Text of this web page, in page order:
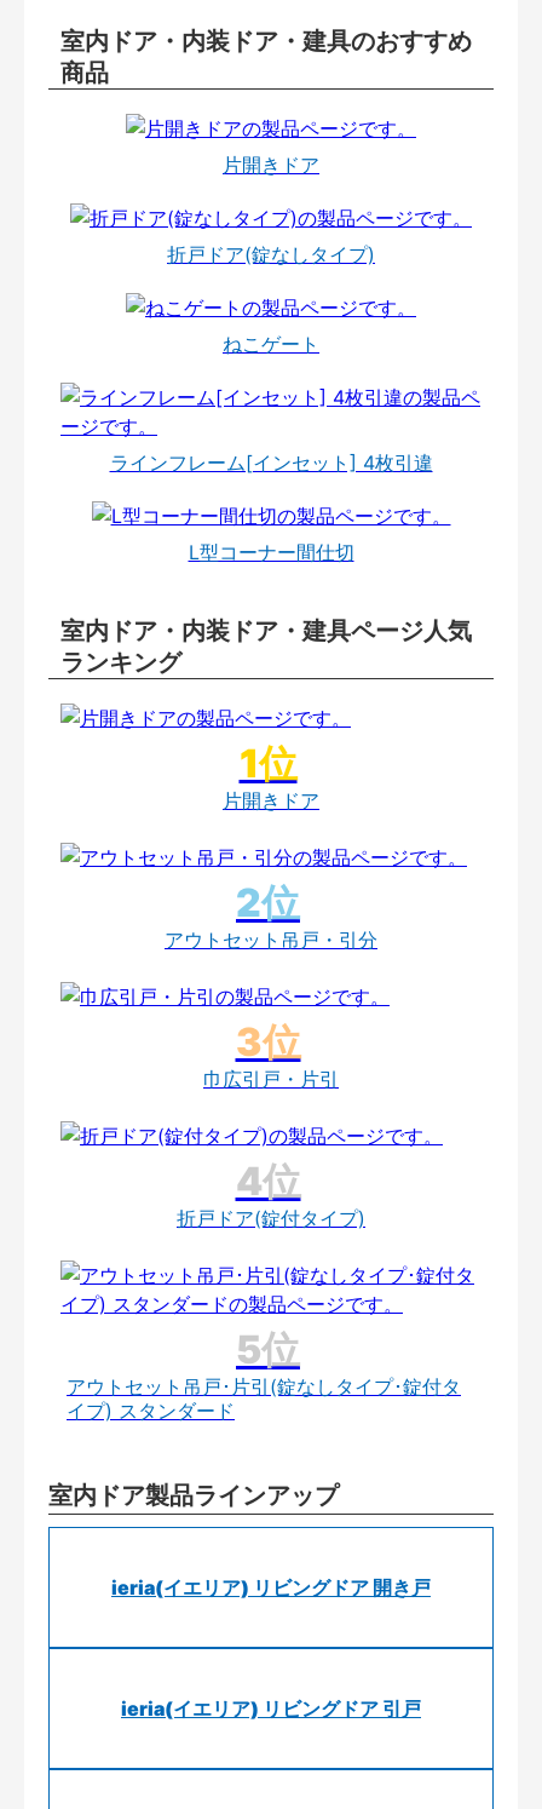
室内ドア・内装ドア・建具のおすすめ
商品
片開きドア
折戸ドア(錠なしタイプ)
ねこゲート
ラインフレーム[インセット] 4枚引違
L型コーナー間仕切
室内ドア・内装ドア・建具ページ人気
ランキング
片開きドア
アウトセット吊戸・引分
巾広引戸・片引
折戸ドア(錠付タイプ)
アウトセット吊戸･片引(錠なしタイプ･錠付タ
イプ) スタンダード
室内ドア製品ラインアップ
ieria(イエリア) リビングドア 開き戸
ieria(イエリア) リビングドア 引戸